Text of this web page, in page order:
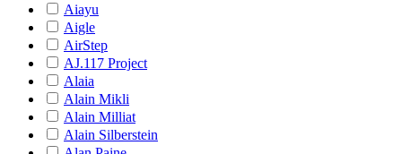
Aiayu
Aigle
AirStep
AJ.117 Project
Alaia
Alain Mikli
Alain Milliat
Alain Silberstein